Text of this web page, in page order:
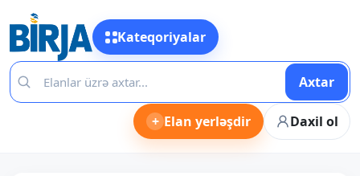
Kateqoriyalar
Axtar
+ Elan yerləşdir Daxil ol